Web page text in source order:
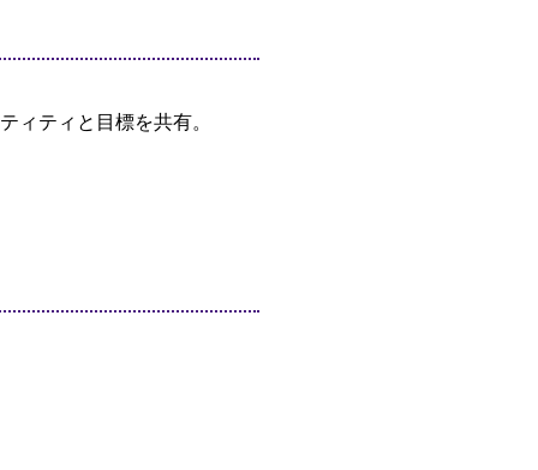
ィティと目標を共有。